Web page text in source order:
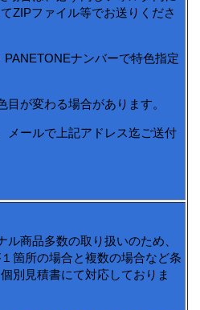
ZIPファイル等でお送りくださ
ナンバーで特色指定
が変わる場合があります。
メールで上記アドレス迄ご送付
商品多数の取り扱いのため、
箇所の場合と複数の場合など条
別見積書にて対応しておりま